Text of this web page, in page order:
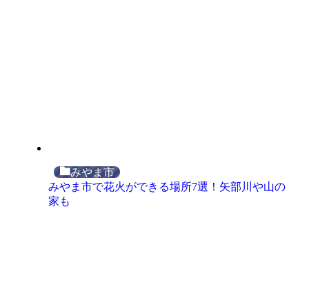
みやま市
みやま市で花火ができる場所7選！矢部川や山の
家も